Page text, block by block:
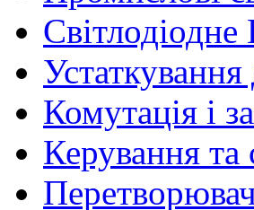
Комутація і
Керування та